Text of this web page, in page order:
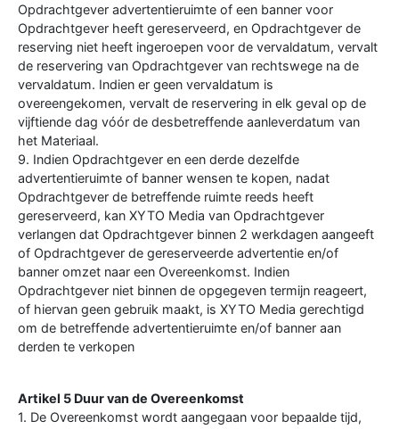
Opdrachtgever advertentieruimte of een banner voor
Opdrachtgever heeft gereserveerd, en Opdrachtgever de
reserving niet heeft ingeroepen voor de vervaldatum, vervalt
de reservering van Opdrachtgever van rechtswege na de
vervaldatum. Indien er geen vervaldatum is
overeengekomen, vervalt de reservering in elk geval op de
vijftiende dag vóór de desbetreffende aanleverdatum van
het Materiaal.
9. Indien Opdrachtgever en een derde dezelfde
advertentieruimte of banner wensen te kopen, nadat
Opdrachtgever de betreffende ruimte reeds heeft
gereserveerd, kan XYTO Media van Opdrachtgever
verlangen dat Opdrachtgever binnen 2 werkdagen aangeeft
of Opdrachtgever de gereserveerde advertentie en/of
banner omzet naar een Overeenkomst. Indien
Opdrachtgever niet binnen de opgegeven termijn reageert,
of hiervan geen gebruik maakt, is XYTO Media gerechtigd
om de betreffende advertentieruimte en/of banner aan
derden te verkopen
Artikel 5 Duur van de Overeenkomst
1. De Overeenkomst wordt aangegaan voor bepaalde tijd,